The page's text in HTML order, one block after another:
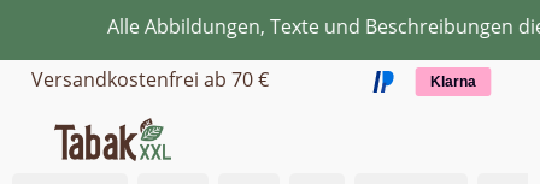
Zum Hauptinhalt springen
Alle Abbildungen, Texte und Beschreibungen
Versandkostenfrei ab 70 €
Klarna